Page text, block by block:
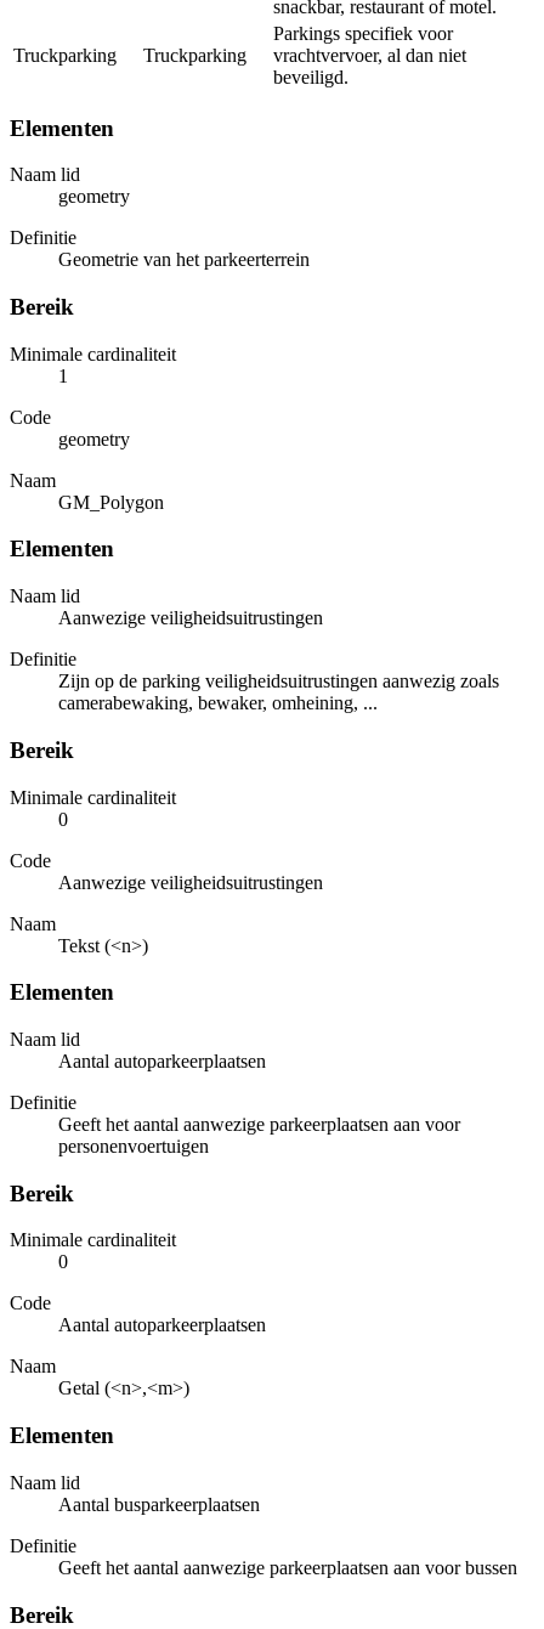
snackbar, restaurant of motel.
Truckparking Truckparking
Parkings specifiek voor
vrachtvervoer, al dan niet
beveiligd.
Elementen
Naam lid
geometry
Definitie
Geometrie van het parkeerterrein
Bereik
Minimale cardinaliteit
1
Code
geometry
Naam
GM_Polygon
Elementen
Naam lid
Aanwezige veiligheidsuitrustingen
Definitie
Zijn op de parking veiligheidsuitrustingen aanwezig zoals
camerabewaking, bewaker, omheining, ...
Bereik
Minimale cardinaliteit
0
Code
Aanwezige veiligheidsuitrustingen
Naam
Tekst (<n>)
Elementen
Naam lid
Aantal autoparkeerplaatsen
Definitie
Geeft het aantal aanwezige parkeerplaatsen aan voor
personenvoertuigen
Bereik
Minimale cardinaliteit
0
Code
Aantal autoparkeerplaatsen
Naam
Getal (<n>,<m>)
Elementen
Naam lid
Aantal busparkeerplaatsen
Definitie
Geeft het aantal aanwezige parkeerplaatsen aan voor bussen
Bereik